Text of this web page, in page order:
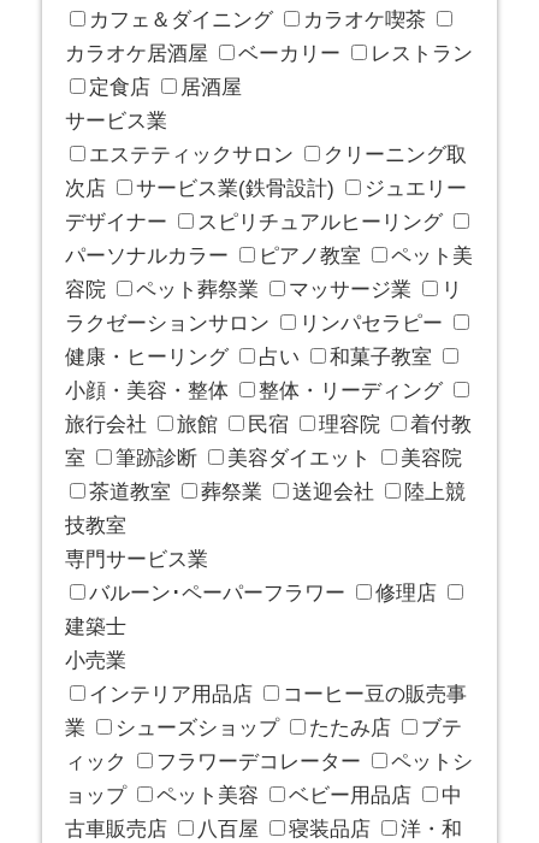
カフェ＆ダイニング
カラオケ喫茶
カラオケ居酒屋
ベーカリー
レストラン
定食店
居酒屋
サービス業
エステティックサロン
クリーニング取
次店
サービス業(鉄骨設計)
ジュエリー
デザイナー
スピリチュアルヒーリング
パーソナルカラー
ピアノ教室
ペット美
容院
ペット葬祭業 マッサージ業
リ
ラクゼーションサロン
リンパセラピー
健康・ヒーリング
占い
和菓子教室
小顔・美容・整体
整体・リーディング
旅行会社
旅館 民宿 理容院
着付教
室
筆跡診断 美容ダイエット
美容院
茶道教室
葬祭業 送迎会社
陸上競
技教室
専門サービス業
バルーン･ペーパーフラワー
修理店
建築士
小売業
インテリア用品店
コーヒー豆の販売事
業
シューズショップ たたみ店
ブテ
ィック
フラワーデコレーター
ペットシ
ョップ
ペット美容 ベビー用品店
中
古車販売店
八百屋 寝装品店
洋・和